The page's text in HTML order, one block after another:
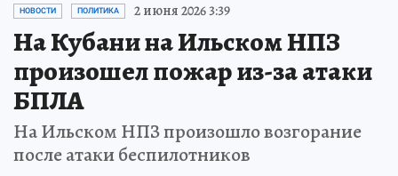
НОВОСТИ ПОЛИТИКА 2 июня 2026 3:39
На Кубани на Ильском НПЗ
произошел пожар из-за атаки
БПЛА
На Ильском НПЗ произошло возгорание
после атаки беспилотников